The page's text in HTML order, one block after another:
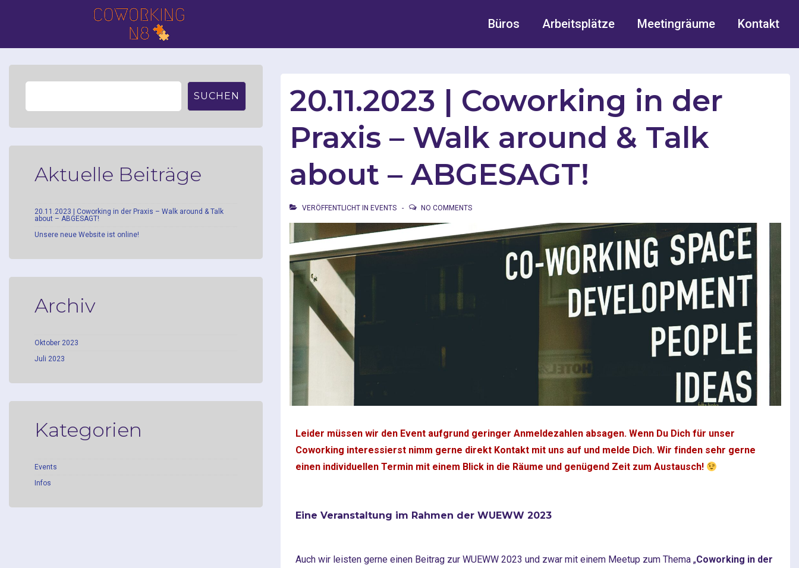
Büros Arbeitsplätze Meetingräume Kontakt
20.11.2023 | Coworking in der
Praxis – Walk around & Talk
about – ABGESAGT!
VERÖFFENTLICHT IN EVENTS NO COMMENTS
Leider müssen wir den Event aufgrund geringer Anmeldezahlen absagen. Wenn Du Dich für unser
Coworking interessierst nimm gerne direkt Kontakt mit uns auf und melde Dich. Wir finden sehr gerne
einen individuellen Termin mit einem Blick in die Räume und genügend Zeit zum Austausch!
Eine Veranstaltung im Rahmen der WUEWW 2023
Auch wir leisten gerne einen Beitrag zur WUEWW 2023 und zwar mit einem Meetup zum Thema „Coworking in der
SUCHEN
Aktuelle Beiträge
20.11.2023 | Coworking in der Praxis – Walk around & Talk
about – ABGESAGT!
Unsere neue Website ist online!
Archiv
Oktober 2023
Juli 2023
Kategorien
Events
Infos